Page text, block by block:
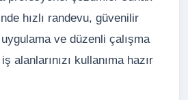
hızlı randevu, güvenilir
ve düzenli çalışma
alanlarınızı kullanıma hazır